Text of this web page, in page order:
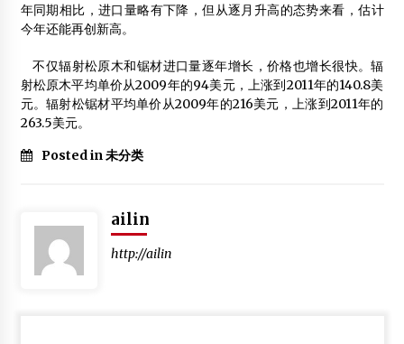
中外合作发展轻木结构示范建筑
2012年11月9日
以色列建筑师的特拉维夫多功能艺术工作室
2014年3月8日
浅析木结构防火涂料的应用
2013年4月21日
“斯坦福模式”将在江苏试点
2012年2月3日
年同期相比，进口量略有下降，但从逐月升高的态势来看，估计
今年还能再创新高。
不仅辐射松原木和锯材进口量逐年增长，价格也增长很快。辐
射松原木平均单价从2009年的94美元，上涨到2011年的140.8美
元。辐射松锯材平均单价从2009年的216美元，上涨到2011年的
263.5美元。
Posted in 未分类
ailin
http://ailin